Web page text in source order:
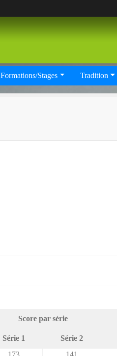
Formations/Stages Tradition
Score par série
Série 1 Série 2
173 141